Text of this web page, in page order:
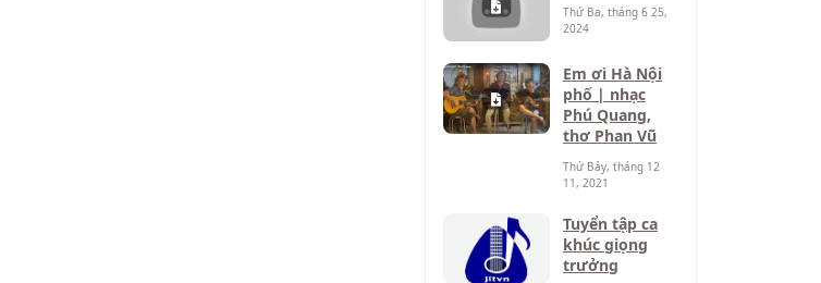
Thứ Ba, tháng 6 25,
2024
Em ơi Hà Nội
phố | nhạc
Phú Quang,
thơ Phan Vũ
Thứ Bảy, tháng 12
11, 2021
Tuyển tập ca
khúc giọng
trưởng